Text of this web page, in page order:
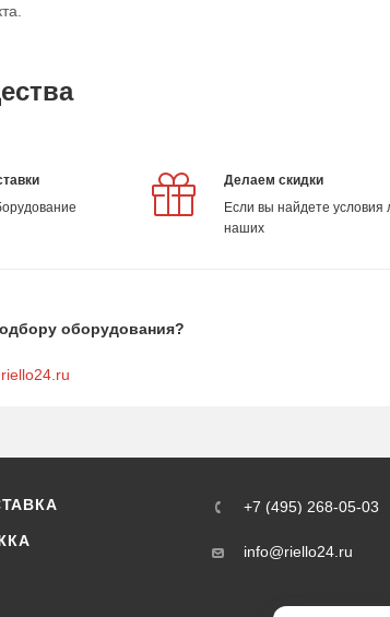
Делаем скидки
Если вы найдете условия
наших
оборудования?
+7 (495) 268-05-03
info@riello24.ru